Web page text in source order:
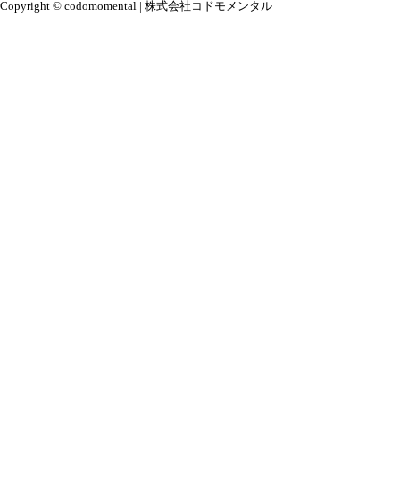
Copyright © codomomental | 株式会社コドモメンタル